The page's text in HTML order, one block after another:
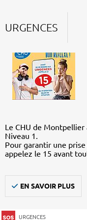
URGENCES
Le CHU de
Niveau 1.
Pour garantir une
appelez le 15 avant
EN SAVOIR PLUS
URGENCES